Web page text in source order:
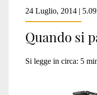
24 Luglio, 2014 |
Quando si
Si legge in circa: 5